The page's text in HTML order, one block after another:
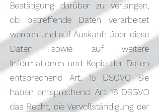
Bestätigung darüber zu verlangen,
ob betreffende Daten verarbeitet
werden und auf Auskunft über diese
Daten sowie auf weitere
Informationen und Kopie der Daten
entsprechend Art. 15 DSGVO. Sie
haben entsprechend. Art. 16 DSGVO
das Recht, die Vervollständigung der